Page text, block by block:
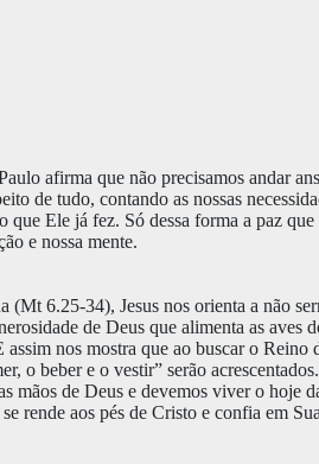
afirma que não precisamos andar
de tudo, contando as nossas
que Ele já fez. Só dessa forma a paz
e nossa mente.
(Mt 6.25-34), Jesus nos orienta a não
de Deus que alimenta as aves
nos mostra que ao buscar o Reino
o beber e o vestir” serão
mãos de Deus e devemos viver o hoje
rende aos pés de Cristo e confia em